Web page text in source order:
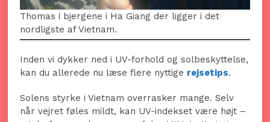
Thomas i bjergene i Ha Giang der ligger i det
nordligste af Vietnam.
Inden vi dykker ned i UV-forhold og solbeskyttelse,
kan du allerede nu læse flere nyttige rejsetips.
Solens styrke i Vietnam overrasker mange. Selv
når vejret føles mildt, kan UV-indekset være højt –